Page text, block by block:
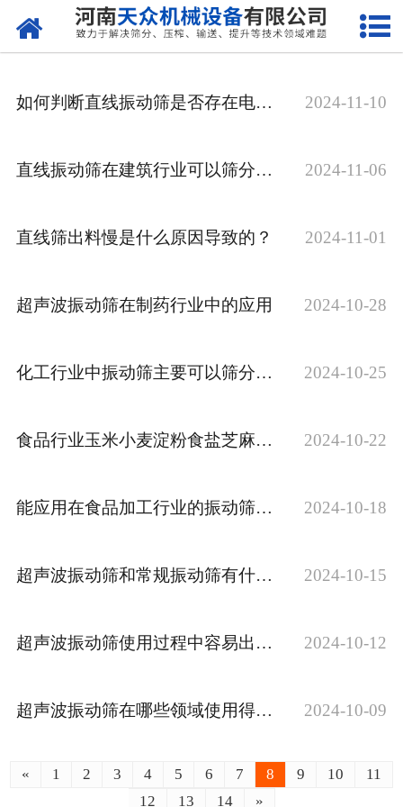
网站首页
产品中心
新闻资讯
联系我们
如何判断直线振动筛是否存在电气故障呢？ 2024-11-10
直线振动筛在建筑行业可以筛分哪些物料？ 2024-11-06
直线筛出料慢是什么原因导致的？ 2024-11-01
超声波振动筛在制药行业中的应用 2024-10-28
化工行业中振动筛主要可以筛分哪些物料？ 2024-10-25
食品行业玉米小麦淀粉食盐芝麻麦麸用直线振动筛如何？ 2024-10-22
能应用在食品加工行业的振动筛分设备有哪些？ 2024-10-18
超声波振动筛和常规振动筛有什么区别呢 2024-10-15
超声波振动筛使用过程中容易出现哪些问题？怎么避免？ 2024-10-12
超声波振动筛在哪些领域使用得比较广泛？ 2024-10-09
« 1 2 3 4 5 6 7 8 9 10
11
12
13 14 »